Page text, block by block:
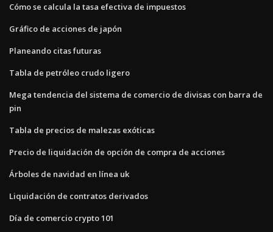
Cómo se calcula la tasa efectiva de impuestos
Gráfico de acciones de japón
Planeando citas futuras
Tabla de petróleo crudo ligero
Mega tendencia del sistema de comercio de divisas con barra de
pin
Tabla de precios de malezas exóticas
Precio de liquidación de opción de compra de acciones
Árboles de navidad en línea uk
Liquidación de contratos derivados
Día de comercio crypto 101